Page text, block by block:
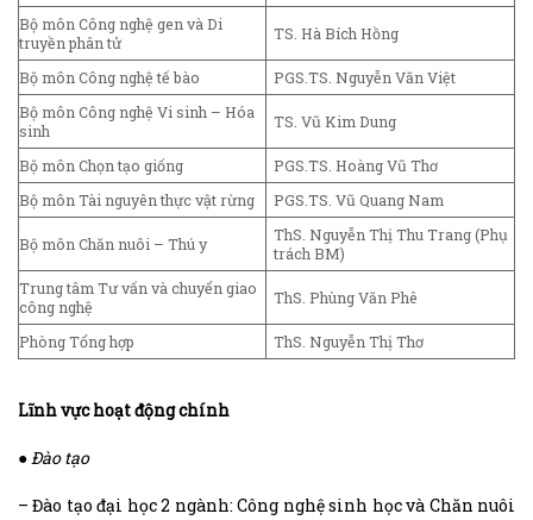
Bộ môn Công nghệ gen và Di
truyền phân tử
TS. Hà Bích Hồng
Bộ môn Công nghệ tế bào
PGS.TS. Nguyễn Văn Việt
Bộ môn Công nghệ Vi sinh – Hóa
sinh
TS. Vũ Kim Dung
Bộ môn Chọn tạo giống
PGS.TS. Hoàng Vũ Thơ
Bộ môn Tài nguyên thực vật rừng
PGS.TS. Vũ Quang Nam
Bộ môn Chăn nuôi – Thú y
ThS. Nguyễn Thị Thu Trang (Phụ
trách BM)
Trung tâm Tư vấn và chuyển giao
công nghệ
ThS. Phùng Văn Phê
Phòng Tổng hợp ThS. Nguyễn Thị Thơ
Lĩnh vực hoạt động chính
●Đào tạo
– Đào tạo đại học 2 ngành: Công nghệ sinh học và Chăn nuôi